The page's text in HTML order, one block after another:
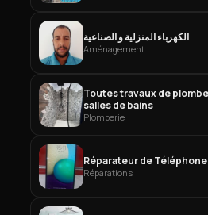
الكهرباء المنزلية و الصناعية
Aménagement
Toutes travaux de
salles de bains
Plomberie
Réparateur de
Réparations